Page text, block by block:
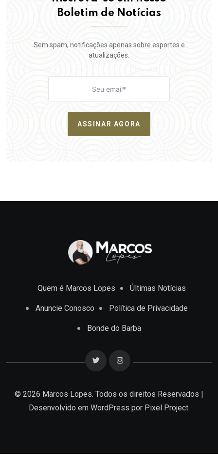
Boletim de Notícias
Sem spam, notificações apenas sobre esportes e
atualizações.
ASSINAR AGORA
Quem é Marcos Lopes Últimas Notícias
Anuncie Conosco Política de Privacidade
Bonde do Barba
© 2026 Marcos Lopes. Todos os direitos Reservados |
Desenvolvido em WordPress por Pixel Project.